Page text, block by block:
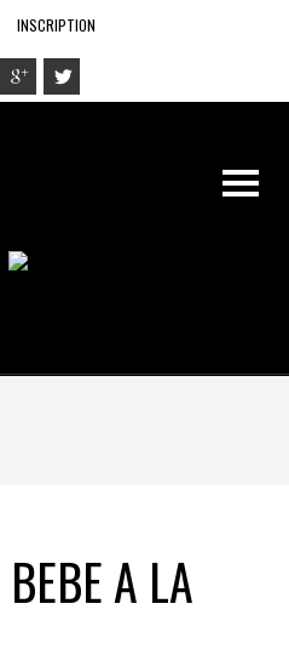
INSCRIPTION
A LA